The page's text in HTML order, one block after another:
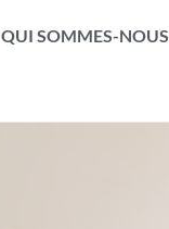
QUI SOMMES-NOUS